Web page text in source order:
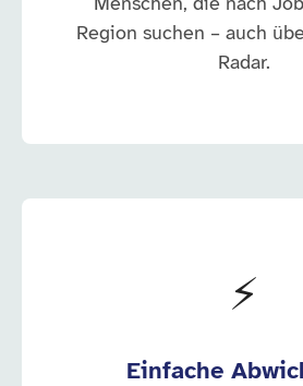
Menschen, die nach
Region suchen – auch
Radar.
⚡
Einfache